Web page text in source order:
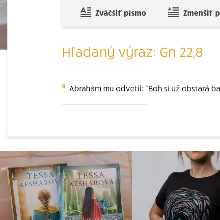
Zväčšiť písmo Zmenšiť
Hľadaný výraz: Gn 22,8
8 Abrahám mu odvetil: "Boh si už obstará